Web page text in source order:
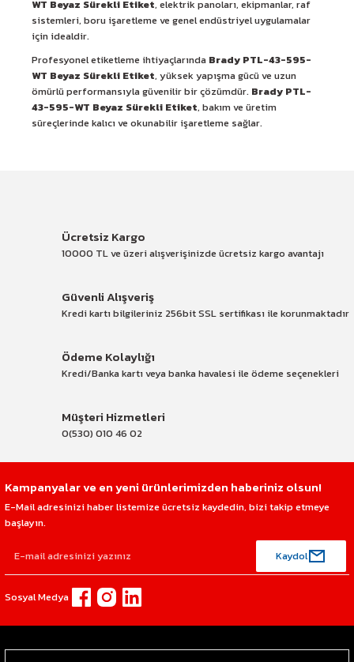
WT Beyaz Sürekli Etiket, elektrik panoları, ekipmanlar, raf
sistemleri, boru işaretleme ve genel endüstriyel uygulamalar
için idealdir.
Profesyonel etiketleme ihtiyaçlarında Brady PTL-43-595-
WT Beyaz Sürekli Etiket, yüksek yapışma gücü ve uzun
ömürlü performansıyla güvenilir bir çözümdür. Brady PTL-
43-595-WT Beyaz Sürekli Etiket, bakım ve üretim
süreçlerinde kalıcı ve okunabilir işaretleme sağlar.
Ücretsiz Kargo
10000 TL ve üzeri alışverişinizde ücretsiz kargo avantajı
Güvenli Alışveriş
Kredi kartı bilgileriniz 256bit SSL sertifikası ile korunmaktadır
Ödeme Kolaylığı
Kredi/Banka kartı veya banka havalesi ile ödeme seçenekleri
Müşteri Hizmetleri
0(530) 010 46 02
Sosyal Medya
Kampanyalar ve en yeni ürünlerimizden haberiniz olsun!
E-Mail adresinizi haber listemize ücretsiz kaydedin, bizi takip etmeye
başlayın.
Kaydol